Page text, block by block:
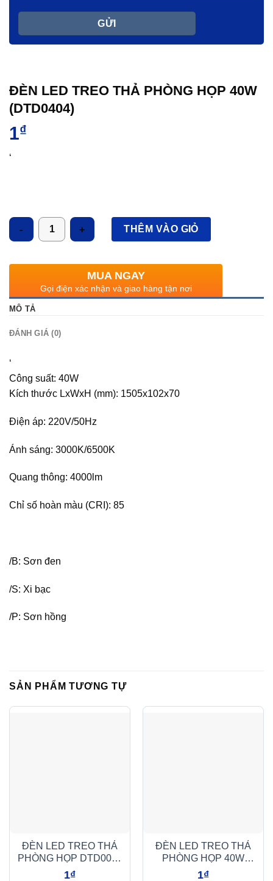
ĐÈN LED TREO THẢ PHÒNG HỌP 40W
(DTD0404)
1₫
‘
Số lượng
THÊM VÀO GIỎ
MUA NGAY
Gọi điện xác nhận và giao hàng tận nơi
MÔ TẢ
ĐÁNH GIÁ (0)
‘
Công suất: 40W
Kích thước LxWxH (mm): 1505x102x70
Điện áp: 220V/50Hz
Ánh sáng: 3000K/6500K
Quang thông: 4000lm
Chỉ số hoàn màu (CRI): 85
/B: Sơn đen
/S: Xi bạc
/P: Sơn hồng
SẢN PHẨM TƯƠNG TỰ
ĐÈN LED TREO THẢ
PHÒNG HỌP DTD0004
(36W – 290W)
1₫
ĐÈN LED TREO THẢ
PHÒNG HỌP 40W
(DTD0402)
1₫